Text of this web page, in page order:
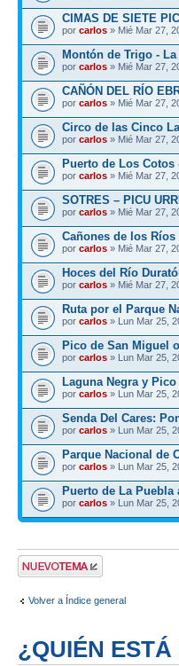
CIMAS DE SIETE
por carlos » Mié Mar 27,
Montón de Trigo -
por carlos » Mié Mar 27,
CAÑÓN DEL RÍO
por carlos » Mié Mar 27,
Circo de las Cinco
por carlos » Mié Mar 27,
Puerto de Los Cotos
por carlos » Mié Mar 27,
SOTRES – PICU
por carlos » Mié Mar 27,
Cañones de los
por carlos » Mié Mar 27,
Hoces del Río
por carlos » Mié Mar 27,
Ruta por el Parque
por carlos » Lun Mar 25,
Pico de San Miguel
por carlos » Lun Mar 25,
Laguna Negra y
por carlos » Lun Mar 25,
Senda Del Cares:
por carlos » Lun Mar 25,
Parque Nacional de
por carlos » Lun Mar 25,
Puerto de La Puebla
por carlos » Lun Mar 25,
Publicar un nuevo
tema
Volver a Índice general
¿QUIÉN